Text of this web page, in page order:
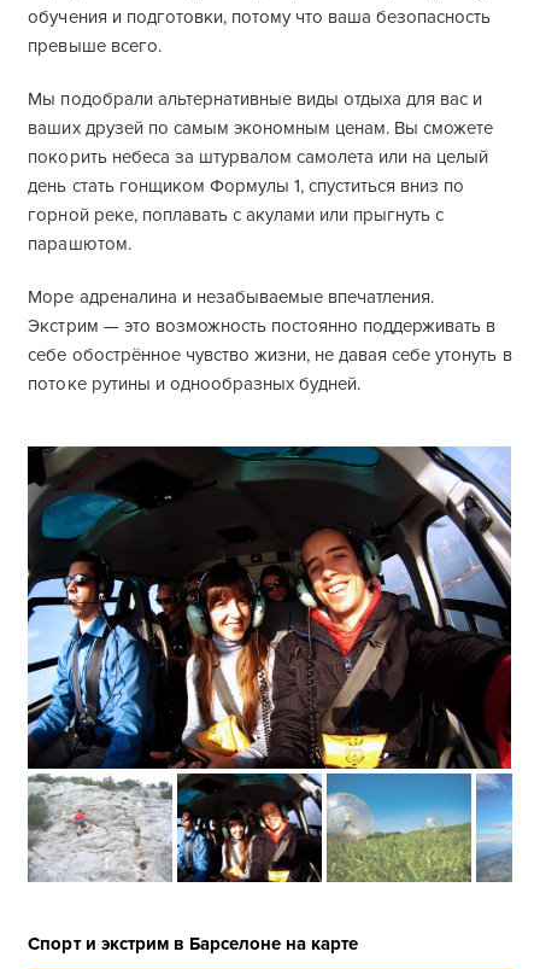
обучения и подготовки, потому что ваша безопасность
превыше всего.
Мы подобрали альтернативные виды отдыха для вас и
ваших друзей по самым экономным ценам. Вы сможете
покорить небеса за штурвалом самолета или на целый
день стать гонщиком Формулы 1, спуститься вниз по
горной реке, поплавать с акулами или прыгнуть с
парашютом.
Море адреналина и незабываемые впечатления.
Экстрим — это возможность постоянно поддерживать в
себе обострённое чувство жизни, не давая себе утонуть в
потоке рутины и однообразных будней.
Спорт и экстрим в Барселоне на карте